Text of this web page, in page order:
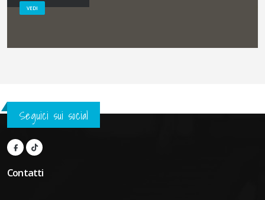
VEDI
Seguici sui social
Contatti